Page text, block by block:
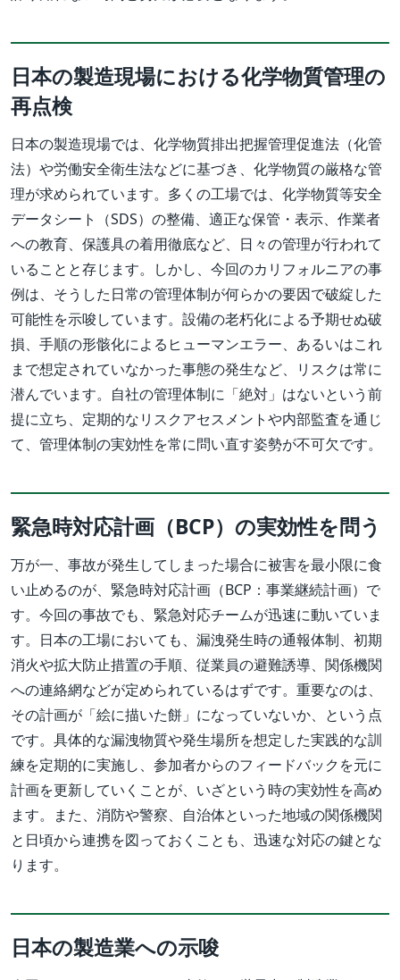
日本の製造現場における化学物質管理の
再点検
日本の製造現場では、化学物質排出把握管理促進法（化管
法）や労働安全衛生法などに基づき、化学物質の厳格な管
理が求められています。多くの工場では、化学物質等安全
データシート（SDS）の整備、適正な保管・表示、作業者
への教育、保護具の着用徹底など、日々の管理が行われて
いることと存じます。しかし、今回のカリフォルニアの事
例は、そうした日常の管理体制が何らかの要因で破綻した
可能性を示唆しています。設備の老朽化による予期せぬ破
損、手順の形骸化によるヒューマンエラー、あるいはこれ
まで想定されていなかった事態の発生など、リスクは常に
潜んでいます。自社の管理体制に「絶対」はないという前
提に立ち、定期的なリスクアセスメントや内部監査を通じ
て、管理体制の実効性を常に問い直す姿勢が不可欠です。
緊急時対応計画（BCP）の実効性を問う
万が一、事故が発生してしまった場合に被害を最小限に食
い止めるのが、緊急時対応計画（BCP：事業継続計画）で
す。今回の事故でも、緊急対応チームが迅速に動いていま
す。日本の工場においても、漏洩発生時の通報体制、初期
消火や拡大防止措置の手順、従業員の避難誘導、関係機関
への連絡網などが定められているはずです。重要なのは、
その計画が「絵に描いた餅」になっていないか、という点
です。具体的な漏洩物質や発生場所を想定した実践的な訓
練を定期的に実施し、参加者からのフィードバックを元に
計画を更新していくことが、いざという時の実効性を高め
ます。また、消防や警察、自治体といった地域の関係機関
と日頃から連携を図っておくことも、迅速な対応の鍵とな
ります。
日本の製造業への示唆